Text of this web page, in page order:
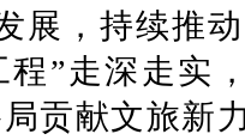
展，持续推
程”走深走实
贡献文旅新